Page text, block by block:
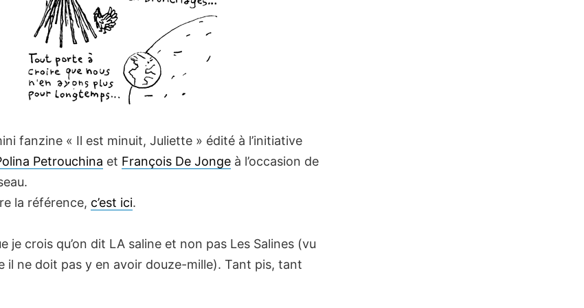
fanzine « Il est minuit, Juliette » édité à l’initiative
Petrouchina et François De Jonge à l’occasion de
la référence, c’est ici.
je crois qu’on dit LA saline et non pas Les Salines (vu
il ne doit pas y en avoir douze-mille). Tant pis, tant